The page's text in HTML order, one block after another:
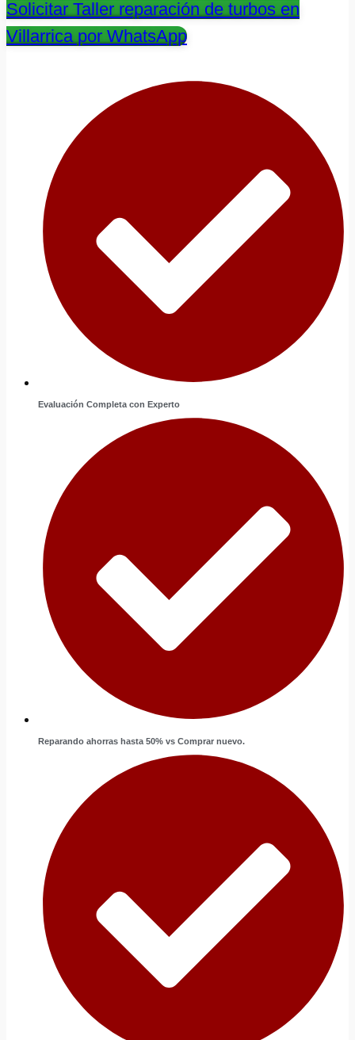
Solicitar Taller reparación de turbos en
Villarrica por WhatsApp
Evaluación Completa con Experto
Reparando ahorras hasta 50% vs Comprar nuevo.